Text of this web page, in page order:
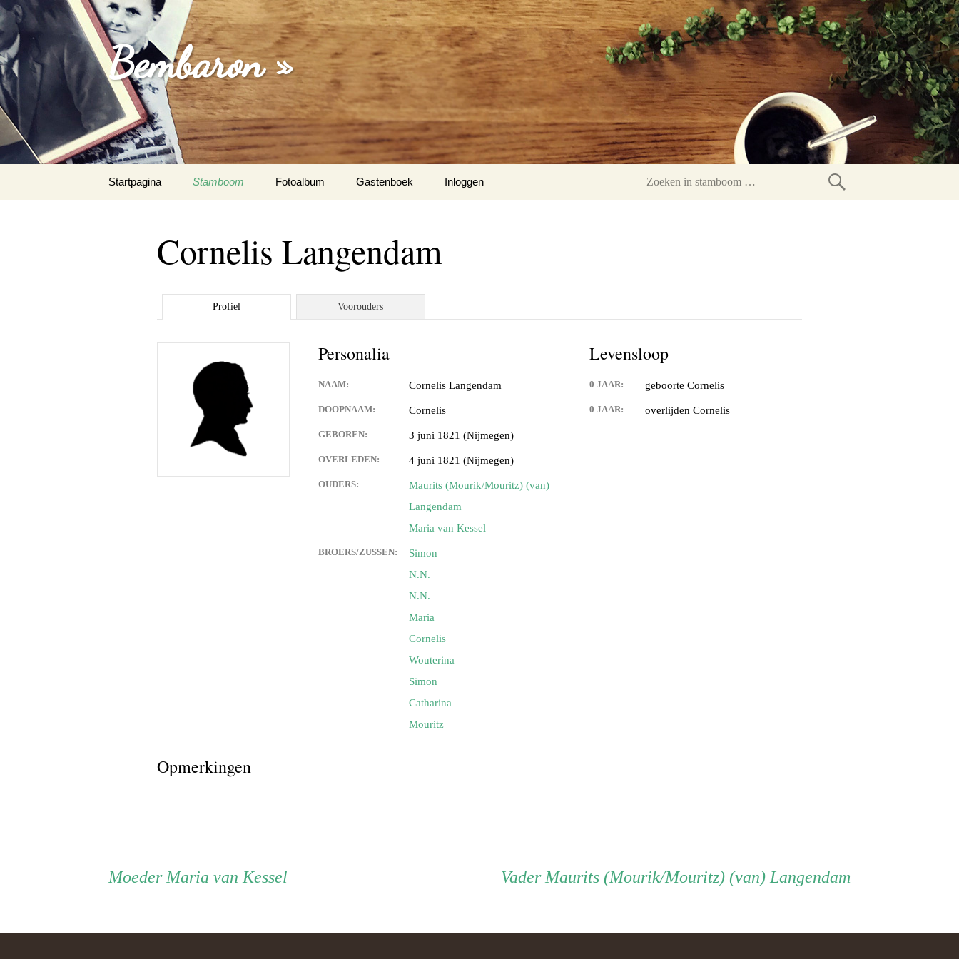
Bembaron »
naar
Startpagina Stamboom Fotoalbum Gastenboek
Inloggen
Zoeken
Cornelis Langendam
Profiel Voorouders
Personalia
NAAM: Cornelis Langendam
DOOPNAAM: Cornelis
GEBOREN: 3 juni 1821 (Nijmegen)
OVERLEDEN: 4 juni 1821 (Nijmegen)
OUDERS:
Maurits (Mourik/Mouritz) (van)
Langendam
Maria van Kessel
BROERS/ZUSSEN:
Simon
N.N.
N.N.
Maria
Cornelis
Wouterina
Simon
Catharina
Mouritz
Levensloop
0 JAAR: geboorte Cornelis
0 JAAR: overlijden Cornelis
Opmerkingen
Persoon
ouder
Vader Vader
Maurits (Mourik/Mouritz) (van) Langendam
Moeder Moeder
Maria van Kessel